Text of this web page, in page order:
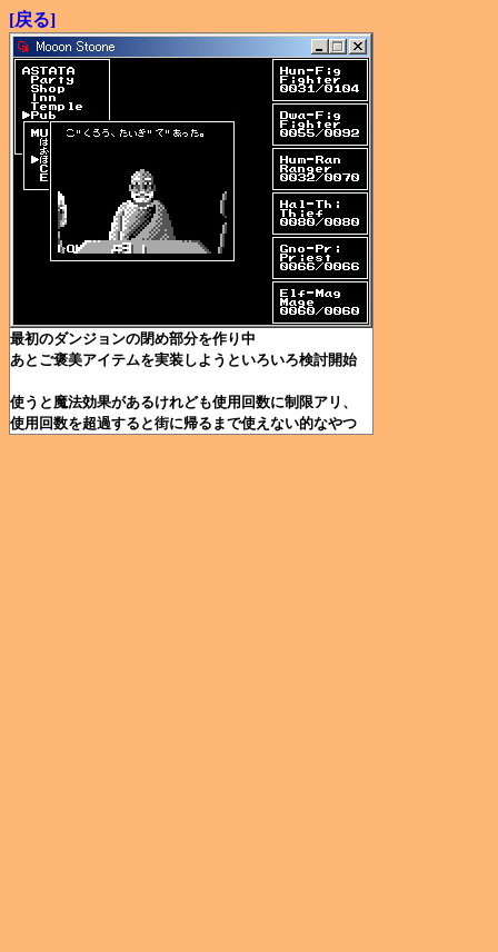
[戻る]
最初のダンジョンの閉め部分を作り中
あとご褒美アイテムを実装しようといろいろ検討開始
使うと魔法効果があるけれども使用回数に制限アリ、
使用回数を超過すると街に帰るまで使えない的なやつ